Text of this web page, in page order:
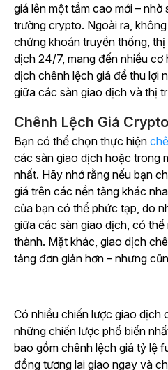
giá lên một tầm cao mới –
trường crypto. Ngoài ra,
chứng khoán truyền thống,
dịch 24/7, mang đến nhiều
dịch chênh lệch giá để thu lợi
giữa các sàn giao dịch và thị
Chênh Lệch Giá Crypto
Bạn có thể chọn thực hiện
các sàn giao dịch hoặc trong
nhất. Hãy nhớ rằng nếu bạn
giá trên các nền tảng khác
của bạn có thể phức tạp, do
giữa các sàn giao dịch, có
thành. Mặt khác, giao dịch
tảng đơn giản hơn – nhưng
Có nhiều chiến lược giao dịch
những chiến lược phổ biến
bao gồm chênh lệch giá tỷ lệ
đồng tương lai giao ngay và